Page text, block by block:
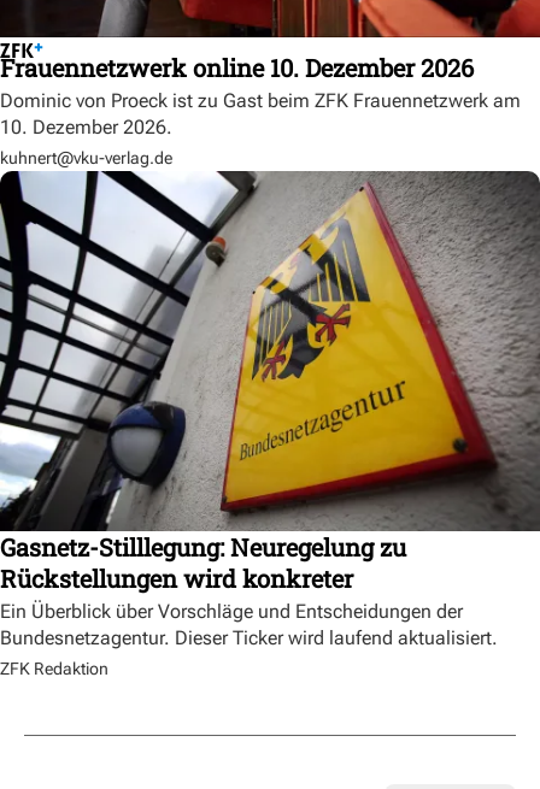
Frauennetzwerk online 10. Dezember 2026
Dominic von Proeck ist zu Gast beim ZFK Frauennetzwerk am
10. Dezember 2026.
kuhnert@vku-verlag.de
Gasnetz-Stilllegung: Neuregelung zu
Rückstellungen wird konkreter
Ein Überblick über Vorschläge und Entscheidungen der
Bundesnetzagentur. Dieser Ticker wird laufend aktualisiert.
ZFK Redaktion